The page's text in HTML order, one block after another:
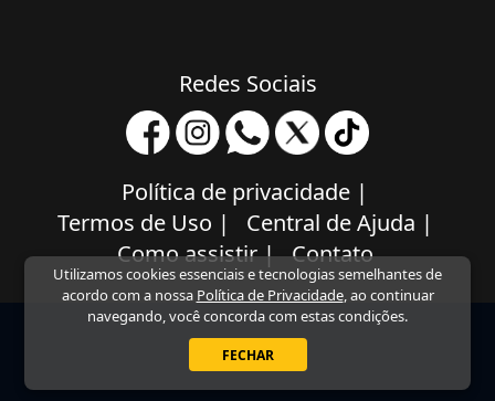
Utilizamos cookies essenciais e tecnologias semelhantes de
acordo com a nossa Política de Privacidade, ao continuar
navegando, você concorda com estas condições.
FECHAR
Redes Sociais
Política de privacidade |
Termos de Uso | Central de Ajuda |
Como assistir| Contato